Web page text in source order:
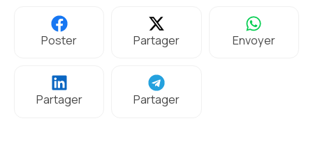
Poster Partager Envoyer
Partager Partager